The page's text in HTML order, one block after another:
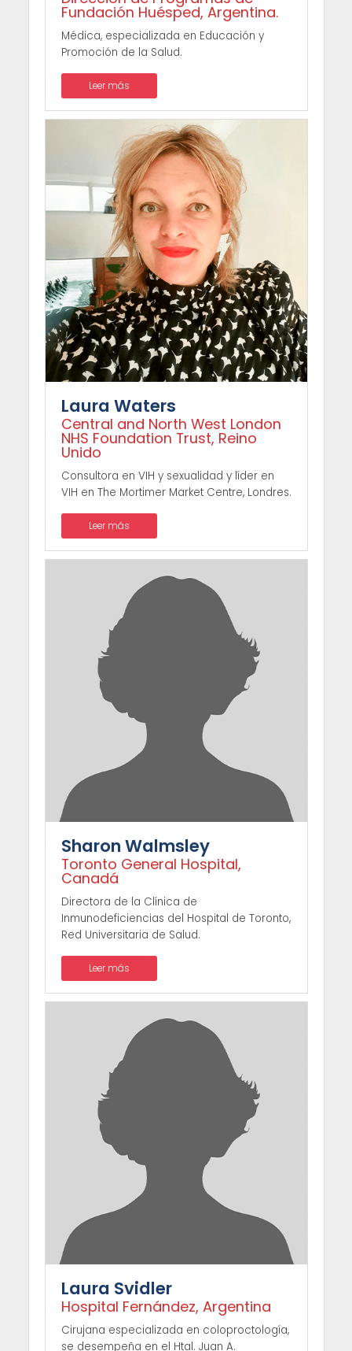
Fundación Huésped, Argentina.
Médica, especializada en Educación y
Promoción de la Salud.
Leer más
Laura Waters
Central and North West London
NHS Foundation Trust, Reino
Unido
Consultora en VIH y sexualidad y líder en
VIH en The Mortimer Market Centre, Londres.
Leer más
Sharon Walmsley
Toronto General Hospital,
Canadá
Directora de la Clínica de
Inmunodeficiencias del Hospital de Toronto,
Red Universitaria de Salud.
Leer más
Laura Svidler
Hospital Fernández, Argentina
Cirujana especializada en coloproctología,
se desempeña en el Htal. Juan A.